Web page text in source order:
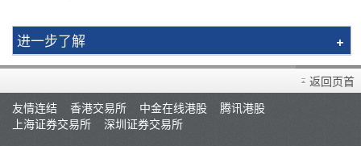
进一步了解
本地股票
环球股票
贵金属
返回页首
友情连结
香港交易所 中金在线港股
腾讯港股
上海证券交易所
深圳证券交易所